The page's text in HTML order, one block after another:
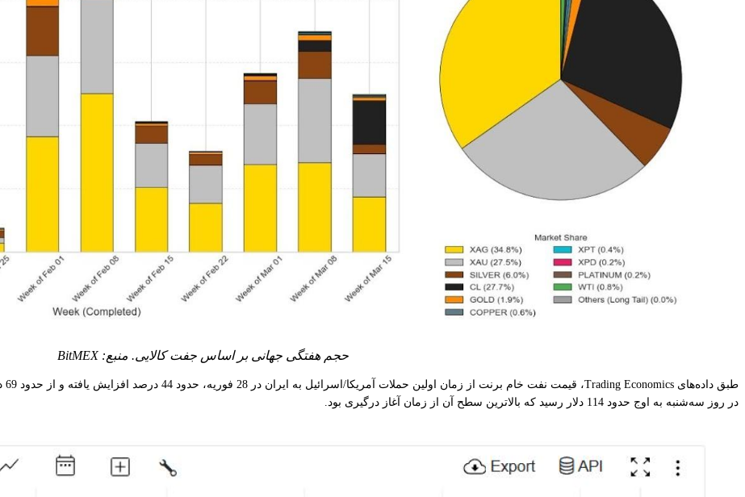
حجم هفتگی جهانی بر اساس جفت کالایی. منبع: BitMEX
در روز سه‌شنبه به اوج حدود 114 دلار رسید که بالاترین سطح آن از زمان آغاز درگیری بود.